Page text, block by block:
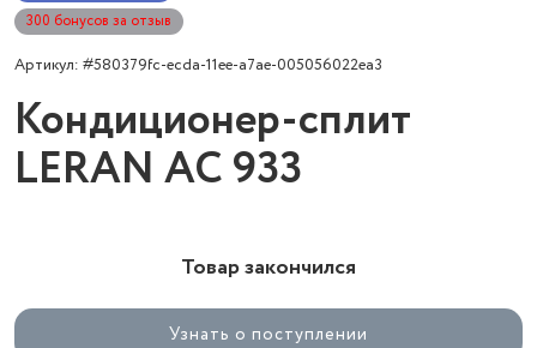
300 бонусов за отзыв
Артикул: #580379fc-ecda-11ee-a7ae-005056022ea3
Кондиционер-сплит
LERAN AC 933
Товар закончился
Узнать о поступлении